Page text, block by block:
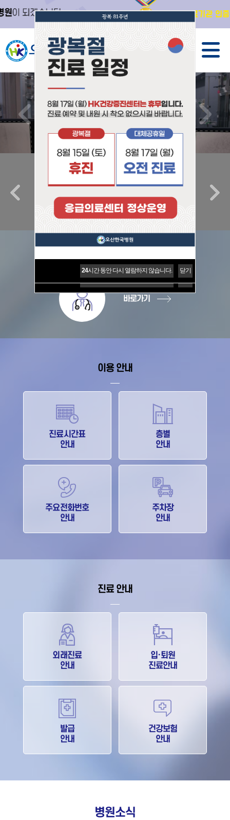
24시간 동안 다시 열람하지 않습니다. 닫기
처음방문/간편예약
입력하신 번호로 상담원이 연락을 드립니다.
바로가기
이용 안내
진료시간표
안내
층별
안내
주요전화번호
안내
주차장
안내
진료 안내
외래진료
안내
입·퇴원
진료안내
발급
안내
건강보험
안내
병원소식